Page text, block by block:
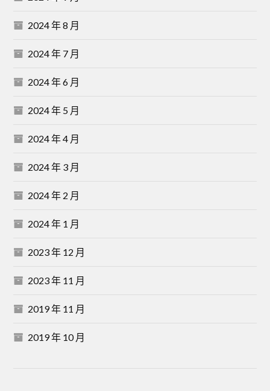
2024 年 8 月
2024 年 7 月
2024 年 6 月
2024 年 5 月
2024 年 4 月
2024 年 3 月
2024 年 2 月
2024 年 1 月
2023 年 12 月
2023 年 11 月
2019 年 11 月
2019 年 10 月